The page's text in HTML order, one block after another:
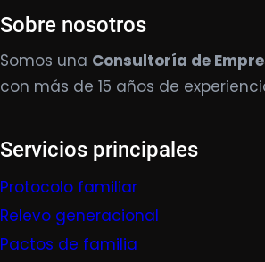
Sobre nosotros
Somos una Consultoría de
con más de 15 años de
Servicios principales
Protocolo familiar
Relevo generacional
Pactos de familia